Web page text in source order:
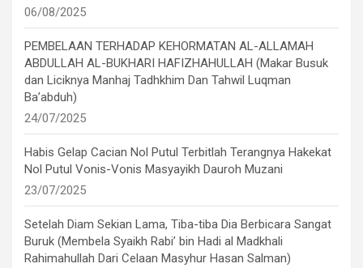
06/08/2025
PEMBELAAN TERHADAP KEHORMATAN AL-ALLAMAH
ABDULLAH AL-BUKHARI HAFIZHAHULLAH (Makar Busuk
dan Liciknya Manhaj Tadhkhim Dan Tahwil Luqman
Ba’abduh)
24/07/2025
Habis Gelap Cacian Nol Putul Terbitlah Terangnya Hakekat
Nol Putul Vonis-Vonis Masyayikh Dauroh Muzani
23/07/2025
Setelah Diam Sekian Lama, Tiba-tiba Dia Berbicara Sangat
Buruk (Membela Syaikh Rabi’ bin Hadi al Madkhali
Rahimahullah Dari Celaan Masyhur Hasan Salman)